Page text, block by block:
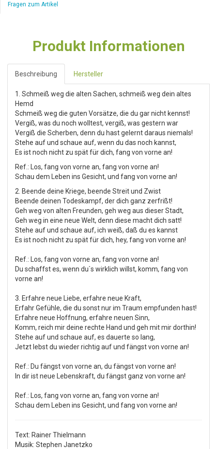
Fragen zum Artikel
Produkt Informationen
Beschreibung Hersteller
1. Schmeiß weg die alten Sachen, schmeiß weg dein altes
Hemd
Schmeiß weg die guten Vorsätze, die du gar nicht kennst!
Vergiß, was du noch wolltest, vergiß, was gestern war
Vergiß die Scherben, denn du hast gelernt daraus niemals!
Stehe auf und schaue auf, wenn du das noch kannst,
Es ist noch nicht zu spät für dich, fang von vorne an!
Ref.: Los, fang von vorne an, fang von vorne an!
Schau dem Leben ins Gesicht, und fang von vorne an!
2. Beende deine Kriege, beende Streit und Zwist
Beende deinen Todeskampf, der dich ganz zerfrißt!
Geh weg von alten Freunden, geh weg aus dieser Stadt,
Geh weg in eine neue Welt, denn diese macht dich satt!
Stehe auf und schaue auf, ich weiß, daß du es kannst
Es ist noch nicht zu spät für dich, hey, fang von vorne an!
Ref.: Los, fang von vorne an, fang von vorne an!
Du schaffst es, wenn du`s wirklich willst, komm, fang von
vorne an!
3. Erfahre neue Liebe, erfahre neue Kraft,
Erfahr Gefühle, die du sonst nur im Traum empfunden hast!
Erfahre neue Hoffnung, erfahre neuen Sinn,
Komm, reich mir deine rechte Hand und geh mit mir dorthin!
Stehe auf und schaue auf, es dauerte so lang,
Jetzt lebst du wieder richtig auf und fängst von vorne an!
Ref.: Du fängst von vorne an, du fängst von vorne an!
In dir ist neue Lebenskraft, du fängst ganz von vorne an!
Ref.: Los, fang von vorne an, fang von vorne an!
Schau dem Leben ins Gesicht, und fang von vorne an!
Text: Rainer Thielmann
Musik: Stephen Janetzko